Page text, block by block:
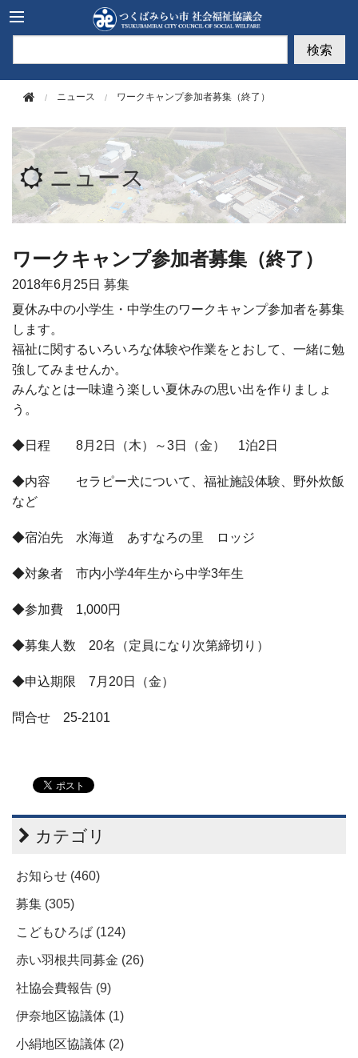
検索
ニュース ワークキャンプ参加者募集（終了）
ニュース
ワークキャンプ参加者募集（終了）
2018年6月25日 募集
夏休み中の小学生・中学生のワークキャンプ参加者を募集
します。
福祉に関するいろいろな体験や作業をとおして、 一緒に勉
強してみませんか。
みんなとは一味違う楽しい夏休みの思い出を作りましょ
う。
◆日程 8月2日（木）～3日（金） 1泊2日
◆内容 セラピー犬について、福祉施設体験、野外炊飯
など
◆宿泊先 水海道 あすなろの里 ロッジ
◆対象者 市内小学4年生から中学3年生
◆参加費 1,000円
◆募集人数 20名（定員になり次第締切り）
◆申込期限 7月20日（金）
問合せ 25-2101
カテゴリ
お知らせ (460)
募集 (305)
こどもひろば (124)
赤い羽根共同募金 (26)
社協会費報告 (9)
伊奈地区協議体 (1)
小絹地区協議体 (2)